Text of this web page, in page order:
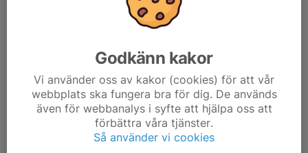
Godkänn kakor
Vi använder oss av kakor (cookies) för att vår
webbplats ska fungera bra för dig. De används
även för webbanalys i syfte att hjälpa oss att
förbättra våra tjänster.
Så använder vi cookies